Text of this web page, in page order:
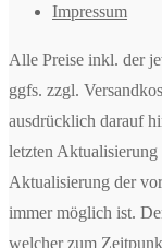
Impressum
Alle Preise inkl. der
ggfs. zzgl.
ausdrücklich darauf
letzten Aktualisierung
Aktualisierung der
immer möglich ist.
welcher zum